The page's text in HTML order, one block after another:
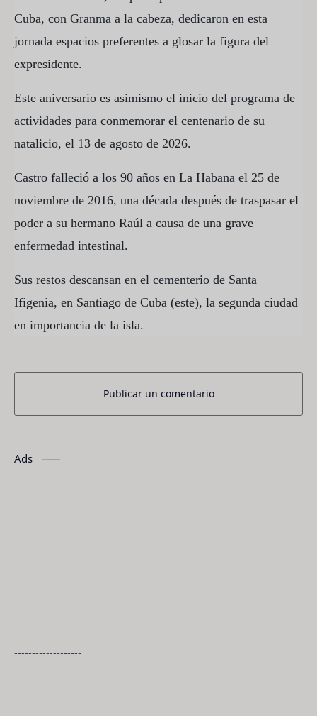
Cuba, con Granma a la cabeza, dedicaron en esta
jornada espacios preferentes a glosar la figura del
expresidente.
Este aniversario es asimismo el inicio del programa de
actividades para conmemorar el centenario de su
natalicio, el 13 de agosto de 2026.
Castro falleció a los 90 años en La Habana el 25 de
noviembre de 2016, una década después de traspasar el
poder a su hermano Raúl a causa de una grave
enfermedad intestinal.
Sus restos descansan en el cementerio de Santa
Ifigenia, en Santiago de Cuba (este), la segunda ciudad
en importancia de la isla.
Publicar un comentario
Ads
-------------------